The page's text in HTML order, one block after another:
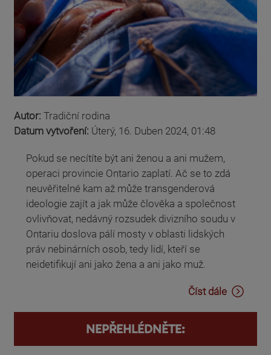
Autor: Tradiční rodina
Datum vytvoření: Úterý, 16. Duben 2024, 01:48
Pokud se necítíte být ani ženou a ani mužem,
operaci provincie Ontario zaplatí. Ač se to zdá
neuvěřitelné kam až může transgenderová
ideologie zajít a jak může člověka a společnost
ovlivňovat, nedávný rozsudek divizního soudu v
Ontariu doslova pálí mosty v oblasti lidských
práv nebinárních osob, tedy lidí, kteří se
neidetifikují ani jako žena a ani jako muž.
Číst dále
NEPŘEHLÉDNĚTE: